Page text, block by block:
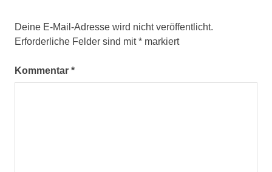
Deine E-Mail-Adresse wird nicht veröffentlicht.
Erforderliche Felder sind mit* markiert
Kommentar *